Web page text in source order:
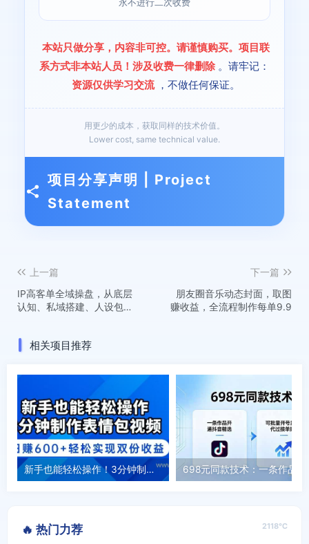
本站只做分享，内容非可控。请谨慎购买。项目联
系方式非本站人员！涉及收费一律删除 。请牢记：
资源仅供学习交流 ，不做任何保证。
用更少的成本，获取同样的技术价值。
Lower cost, same technical value.
项目分享声明 | Project
Statement
上一篇
IP高客单全域操盘，从底层
认知、私域搭建、人设包
下一篇
朋友圈音乐动态封面，取图
赚收益，全流程制作每单9.9
相关项目推荐
新手也能轻松操作！3分钟制作表情包视频，日赚600+轻松实现双份收益
🔥 热门力荐 2118℃